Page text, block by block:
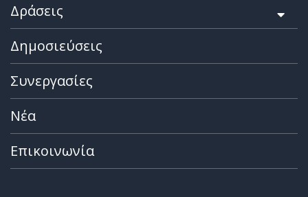
Δράσεις
Δημοσιεύσεις
Συνεργασίες
Νέα
Επικοινωνία